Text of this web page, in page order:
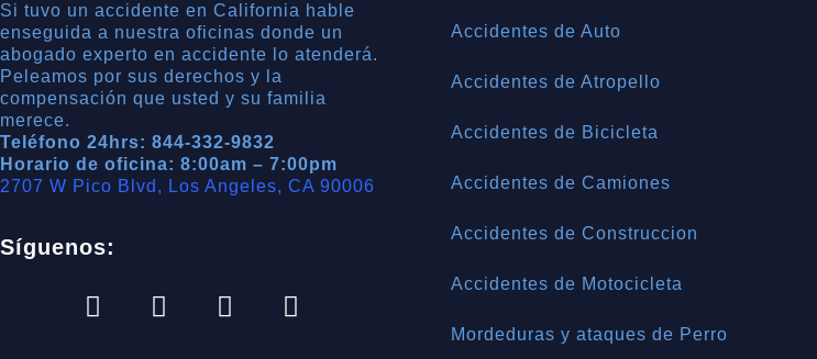
Si tuvo un accidente en California hable
enseguida a nuestra oficinas donde un
abogado experto en accidente lo atenderá.
Peleamos por sus derechos y la
compensación que usted y su familia
merece.
Teléfono 24hrs: 844-332-9832
Horario de oficina: 8:00am – 7:00pm
2707 W Pico Blvd, Los Angeles, CA 90006
Síguenos:
Accidentes de Auto
Accidentes de Atropello
Accidentes de Bicicleta
Accidentes de Camiones
Accidentes de Construccion
Accidentes de Motocicleta
Mordeduras y ataques de Perro